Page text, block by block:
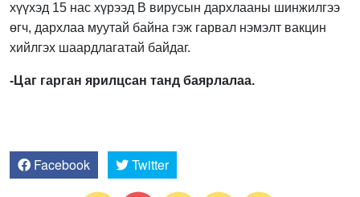
хүүхэд 15 нас хүрээд В вирусын дархлааны шинжилгээ
өгч, дархлаа муутай байна гэж гарвал нэмэлт вакцин
хийлгэх шаардлагатай байдаг.
-Цаг гарган ярилцсан танд баярлалаа.
Facebook Twitter